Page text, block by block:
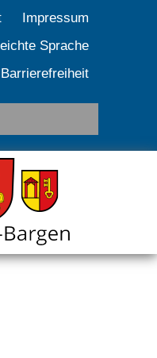
Impressum
Sprache
Barrierefreiheit